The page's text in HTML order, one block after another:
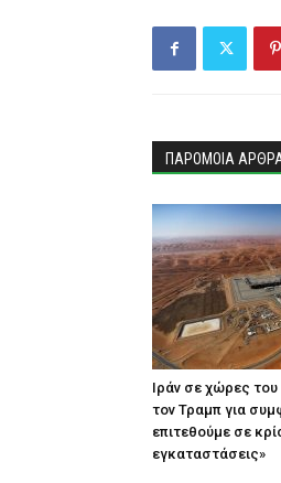
ΠΑΡΟΜΟΙΑ
Ιράν σε χώρες
τον Τραμπ για
επιτεθούμε σε
εγκαταστάσεις»